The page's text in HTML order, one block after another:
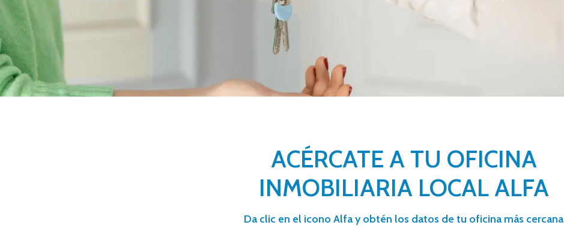
ACÉRCATE A TU OFICINA
INMOBILIARIA LOCAL ALFA
Da clic en el icono Alfa y obtén los datos de tu oficina más cercana